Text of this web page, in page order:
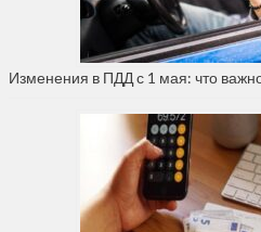
Изменения в ПДД с 1 мая: что